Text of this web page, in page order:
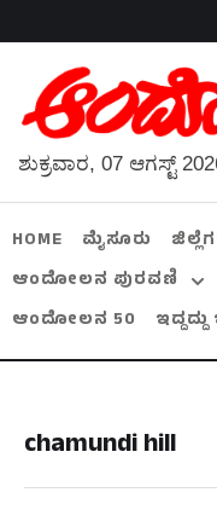
ಶುಕ್ರವಾರ, 07 ಆಗಸ್ಟ್
HOME ಮೈಸೂರು
ಆಂದೋಲನ ಪುರವಣಿ
ಆಂದೋಲನ 50
chamundi hill